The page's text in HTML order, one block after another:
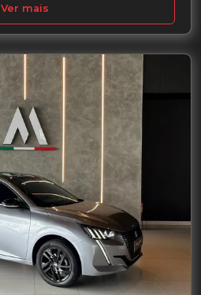
Ver mais